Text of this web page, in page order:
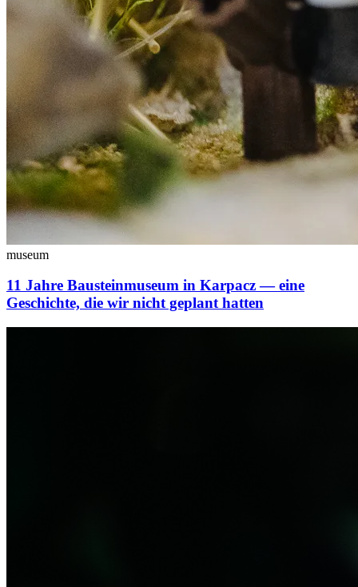
museum
11 Jahre Bausteinmuseum in Karpacz — eine
Geschichte, die wir nicht geplant hatten